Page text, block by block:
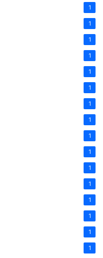
1
1
1
1
1
1
1
1
1
1
1
1
1
1
1
1